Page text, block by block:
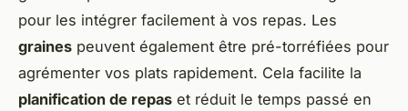
pour les intégrer facilement à vos repas. Les
graines peuvent également être pré-torréfiées pour
agrémenter vos plats rapidement. Cela facilite la
planification de repas et réduit le temps passé en